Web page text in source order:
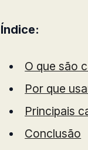
Índice:
O que são
Por que
Principais
Conclusão